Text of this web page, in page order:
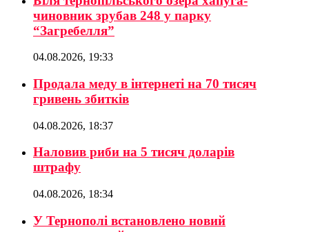
чиновник зрубав 248 у парку
“Загребелля”
04.08.2026, 19:33
Продала меду в інтернеті на 70 тисяч
гривень збитків
04.08.2026, 18:37
Наловив риби на 5 тисяч доларів
штрафу
04.08.2026, 18:34
У Тернополі встановлено новий